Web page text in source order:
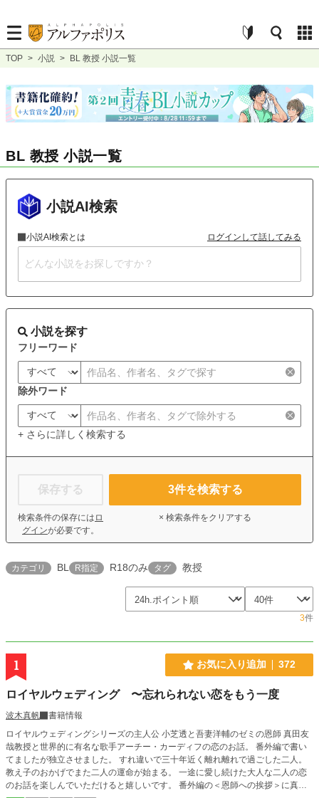
TOP > 小説 > BL 教授 小説一覧
BL 教授 小説一覧
小説AI検索
小説AI検索とは ログインして話してみる
小説を探す
フリーワード
除外ワード
+ さらに詳しく検索する
保存する
検索条件の保存には ロ
グインが必要です。
3件を検索する
× 検索条件をクリアする
カテゴリ BL R指定 R18のみ タグ 教授
3件
1 お気に入り追加 372
ロイヤルウェディング 〜忘れられない恋をもう一度
波木真帆
書籍情報
ロイヤルウェディングシリーズの主人公 小芝透と吾妻洋輔のゼミの恩師 真田友
哉教授と世界的に有名な歌手アーチー・カーディフの恋のお話。 番外編で書い
てましたが独立させました。 すれ違いで三十年近く離れ離れで過ごした二人。
教え子のおかげでまた二人の運命が始まる。 一途に愛し続けた大人な二人の恋
のお話を楽しんでいただけると嬉しいです。 番外編の＜恩師への挨拶＞に真田